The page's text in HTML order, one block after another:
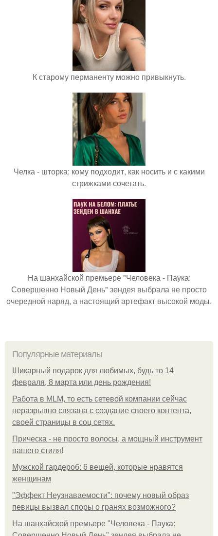
К старому перманенту можно привыкнуть.
Челка - шторка: кому подходит, как носить и с какими
стрижками сочетать.
На шанхайской премьере "Человека - Паука:
Совершенно Новый День" зендея выбрала не просто
очередной наряд, а настоящий артефакт высокой моды.
Популярные материалы
Шикарный подарок для любимых, будь то 14
февраля, 8 марта или день рождения!
Работа в MLM, то есть сетевой компании сейчас
неразрывно связана с создание своего контента,
своей страницы в соц сетях.
Прическа - не просто волосы, а мощный инструмент
вашего стиля!
Мужской гардероб: 6 вещей, которые нравятся
женщинам
"Эффект Неузнаваемости": почему новый образ
певицы вызвал споры о гранях возможного?
На шанхайской премьере "Человека - Паука: